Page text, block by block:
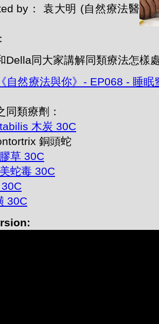
by： 袁大明 (自然療法醫
Della同大家講解同類療法怎樣
《自然療法與你》- EP068 - 睡
同類療劑：
木炭 30C
銅頭蛇
草 30C
蛇毒 30C
30C